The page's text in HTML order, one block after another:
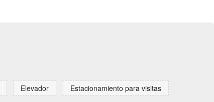
Elevador Estacionamiento para visitas